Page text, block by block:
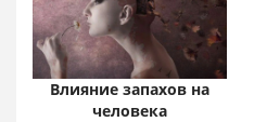
Влияние запахов на
человека